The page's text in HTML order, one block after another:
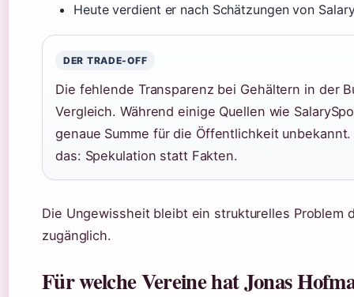
Heute verdient er nach Schätzungen von
DER TRADE-OFF
Die fehlende Transparenz bei Gehältern in der
Vergleich. Während einige Quellen wie
genaue Summe für die Öffentlichkeit
das: Spekulation statt Fakten.
Die Ungewissheit bleibt ein strukturelles Problem
zugänglich.
Für welche Vereine hat Jonas